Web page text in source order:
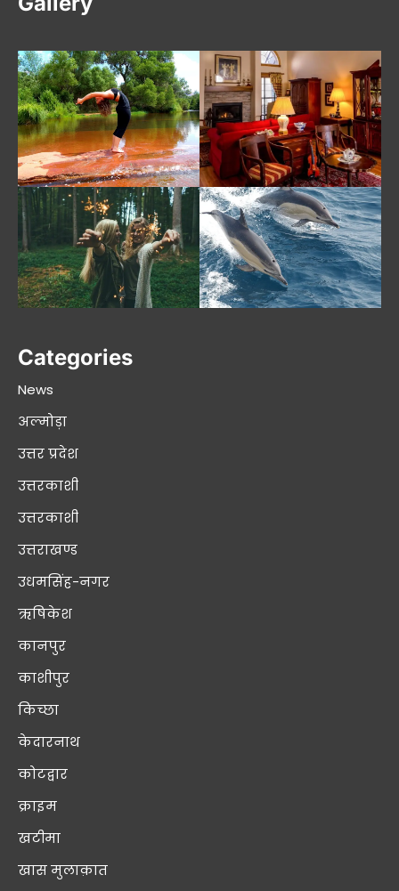
Categories
News
अल्मोड़ा
उत्तर प्रदेश
उत्तरकाशी
उत्तरकाशी
उत्तराखण्ड
उधमसिंह-नगर
ऋषिकेश
कानपुर
काशीपुर
किच्छा
केदारनाथ
कोटद्वार
क्राइम
खटीमा
खास मुलाक़ात